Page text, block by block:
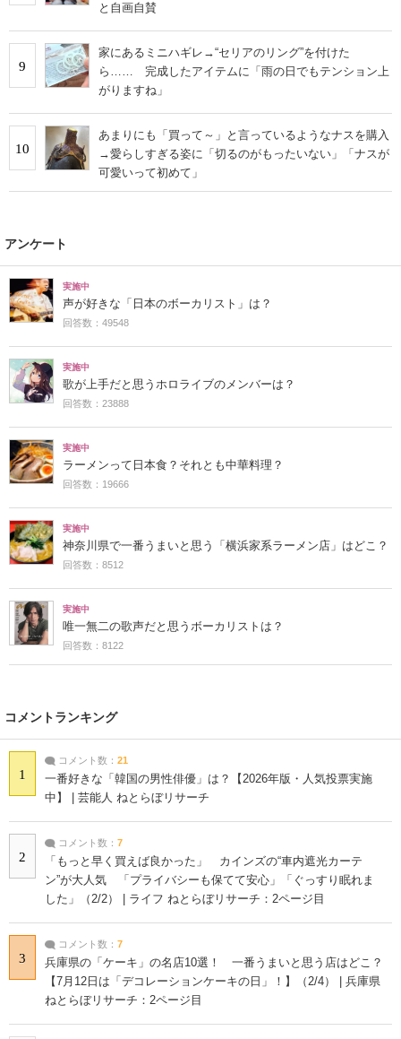
と自画自賛
9
家にあるミニハギレ→“セリアのリング”を付けた
ら…… 完成したアイテムに「雨の日でもテンション上
がりますね」
10
あまりにも「買って～」と言っているようなナスを購入
→愛らしすぎる姿に「切るのがもったいない」「ナスが
可愛いって初めて」
アンケート
実施中
声が好きな「日本のボーカリスト」は？
回答数：49548
実施中
歌が上手だと思うホロライブのメンバーは？
回答数：23888
実施中
ラーメンって日本食？それとも中華料理？
回答数：19666
実施中
神奈川県で一番うまいと思う「横浜家系ラーメン店」はどこ？
回答数：8512
実施中
唯一無二の歌声だと思うボーカリストは？
回答数：8122
コメントランキング
1
コメント数： 21
一番好きな「韓国の男性俳優」は？【2026年版・人気投票実施
中】 | 芸能人 ねとらぼリサーチ
2
コメント数： 7
「もっと早く買えば良かった」 カインズの“車内遮光カーテ
ン”が大人気 「プライバシーも保てて安心」「ぐっすり眠れま
した」（2/2） | ライフ ねとらぼリサーチ：2ページ目
3
コメント数： 7
兵庫県の「ケーキ」の名店10選！ 一番うまいと思う店はどこ？
【7月12日は「デコレーションケーキの日」！】（2/4） | 兵庫県
ねとらぼリサーチ：2ページ目